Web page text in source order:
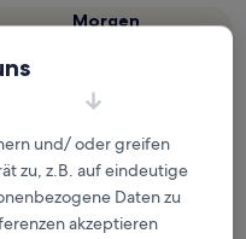
Morgen
Nächstes Wochenende
14. Aug. - 16. Aug.
(aufsteigend)
nahe
und/ oder greifen
zu, z.B. auf eindeutige
Daten zu
akzeptieren